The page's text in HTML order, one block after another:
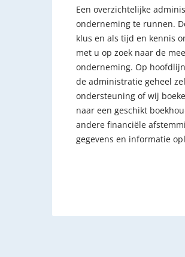
Een overzichtelijke
onderneming te runnen.
klus en als tijd en kennis
met u op zoek naar de
onderneming. Op
de administratie geheel
ondersteuning of wij
naar een geschikt
andere financiële
gegevens en informatie